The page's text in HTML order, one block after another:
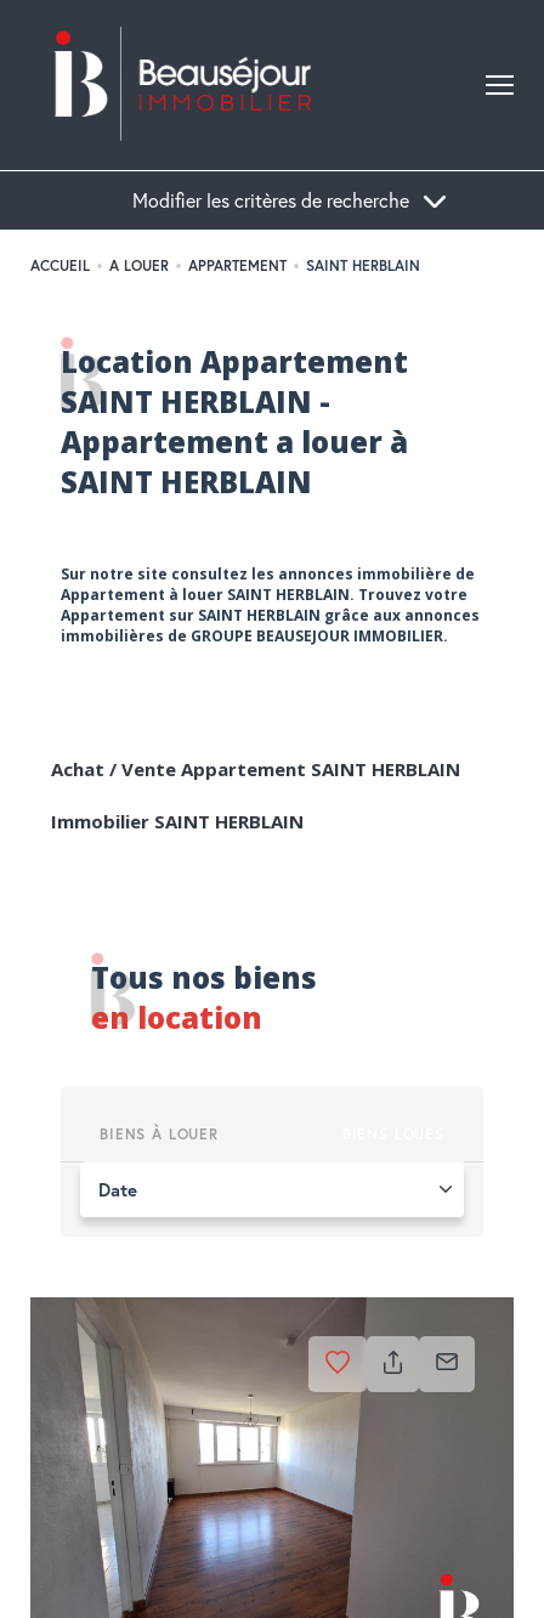
Modifier les critères de recherche
ACCUEIL A LOUER APPARTEMENT SAINT HERBLAIN
Location Appartement
SAINT HERBLAIN -
Appartement a louer à
SAINT HERBLAIN
Sur notre site consultez les annonces immobilière de
Appartement à louer SAINT HERBLAIN. Trouvez votre
Appartement sur SAINT HERBLAIN grâce aux annonces
immobilières de GROUPE BEAUSEJOUR IMMOBILIER.
Achat / Vente Appartement SAINT HERBLAIN
Immobilier SAINT HERBLAIN
Tous nos biens
en location
BIENS À LOUER